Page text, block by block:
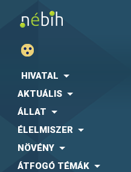
HIVATAL
AKTUÁLIS
ÁLLAT
ÉLELMISZER
NÖVÉNY
ÁTFOGÓ TÉMÁK